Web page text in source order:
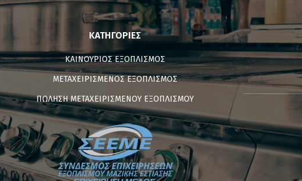
ΚΑΤΗΓΟΡΊΕΣ
ΚΑΙΝΟΥΡΙΟΣ ΕΞΟΠΛΙΣΜΟΣ
ΜΕΤΑΧΕΙΡΙΣΜΕΝΟΣ ΕΞΟΠΛΙΣΜΟΣ
ΠΩΛΗΣΗ ΜΕΤΑΧΕΙΡΙΣΜΕΝΟΥ ΕΞΟΠΛΙΣΜΟΥ